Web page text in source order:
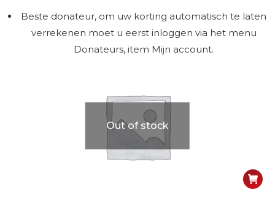
Beste donateur, om uw korting automatisch te laten
verrekenen moet u eerst inloggen via het menu
Donateurs, item Mijn account.
Out of stock